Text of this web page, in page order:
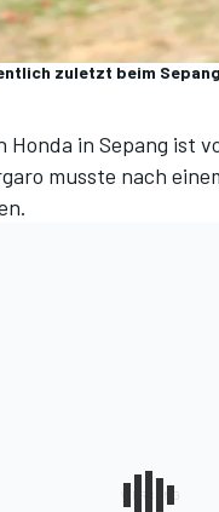
zuletzt beim
Honda in Sepang ist
musste nach